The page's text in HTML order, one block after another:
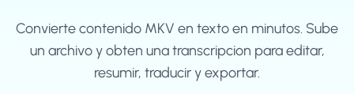
Convierte contenido MKV en texto en minutos. Sube
un archivo y obten una transcripcion para editar,
resumir, traducir y exportar.